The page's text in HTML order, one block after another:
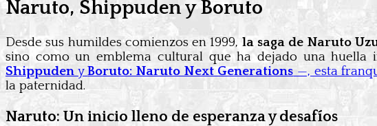
Naruto, Shippuden y Boruto
Desde sus humildes comienzos en 1999, la saga de Naruto
sino como un emblema cultural que ha dejado una
Shippuden yBoruto: Naruto Next Generations —, esta
la paternidad.
Naruto: Un inicio lleno de esperanza y desafíos